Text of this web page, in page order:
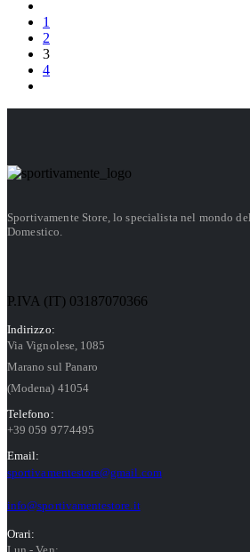
1
2
3
4
Sportivamente Store, lo specialista nel mondo
Domestico.
P.IVA (IT) 03187070366
Indirizzo:
Via Vignolese, 1085
Marano sul Panaro
(Modena) 41054
Telefono:
+39 059 9774495
Email:
sportivamentestore@gmail.com
info@sportivamentestore.it
Orari: